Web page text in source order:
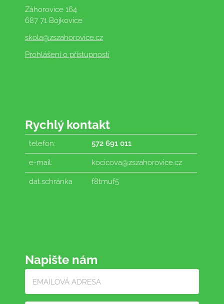
Záhorovice 164
687 71 Bojkovice
skola@zszahorovice.cz
Prohlášení o přístupnosti
Rychlý kontakt
telefon: 572 691 011
e-mail: kocicova@zszahorovice.cz
dat.schránka f8tmuf5
Napište nám